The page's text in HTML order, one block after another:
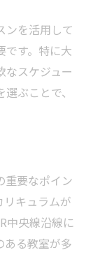
ンを活用して
です。特に大
なスケジュー
ぶことで、
重要なポイン
リキュラムが
中央線沿線に
ある教室が多